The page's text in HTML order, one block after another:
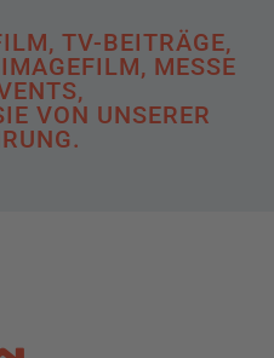
TV-BEITRÄGE,
MESSE
VON UNSERER